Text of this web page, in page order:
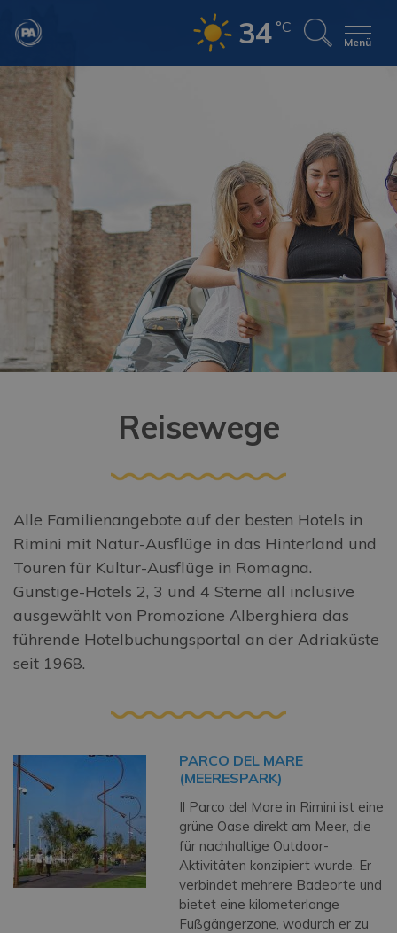
34 °C
Menü
Reisewege
Alle Familienangebote auf der besten Hotels in
Rimini mit Natur-Ausflüge in das Hinterland und
Touren für Kultur-Ausflüge in Romagna.
Gunstige-Hotels 2, 3 und 4 Sterne all inclusive
ausgewählt von Promozione Alberghiera das
führende Hotelbuchungsportal an der Adriaküste
seit 1968.
PARCO DEL MARE
(MEERESPARK)
Il Parco del Mare in Rimini ist eine
grüne Oase direkt am Meer, die
für nachhaltige Outdoor-
Aktivitäten konzipiert wurde. Er
verbindet mehrere Badeorte und
bietet eine kilometerlange
Fußgängerzone, wodurch er zu